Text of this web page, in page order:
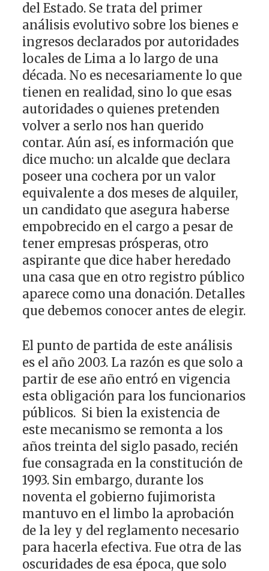
del Estado. Se trata del primer
análisis evolutivo sobre los bienes e
ingresos declarados por autoridades
locales de Lima a lo largo de una
década. No es necesariamente lo que
tienen en realidad, sino lo que esas
autoridades o quienes pretenden
volver a serlo nos han querido
contar. Aún así, es información que
dice mucho: un alcalde que declara
poseer una cochera por un valor
equivalente a dos meses de alquiler,
un candidato que asegura haberse
empobrecido en el cargo a pesar de
tener empresas prósperas, otro
aspirante que dice haber heredado
una casa que en otro registro público
aparece como una donación. Detalles
que debemos conocer antes de elegir.
El punto de partida de este análisis
es el año 2003. La razón es que solo a
partir de ese año entró en vigencia
esta obligación para los funcionarios
públicos. Si bien la existencia de
este mecanismo se remonta a los
años treinta del siglo pasado, recién
fue consagrada en la constitución de
1993. Sin embargo, durante los
noventa el gobierno fujimorista
mantuvo en el limbo la aprobación
de la ley y del reglamento necesario
para hacerla efectiva. Fue otra de las
oscuridades de esa época, que solo